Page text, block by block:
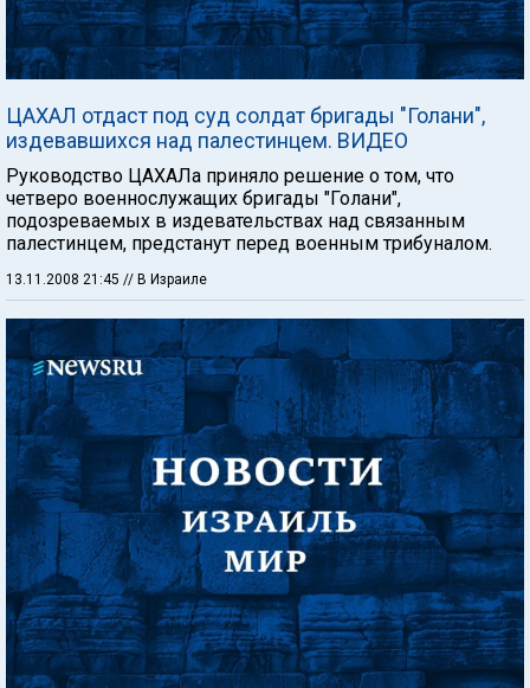
ЦАХАЛ отдаст под суд солдат бригады "Голани",
издевавшихся над палестинцем. ВИДЕО
Руководство ЦАХАЛа приняло решение о том, что
четверо военнослужащих бригады "Голани",
подозреваемых в издевательствах над связанным
палестинцем, предстанут перед военным трибуналом.
13.11.2008 21:45 // В Израиле